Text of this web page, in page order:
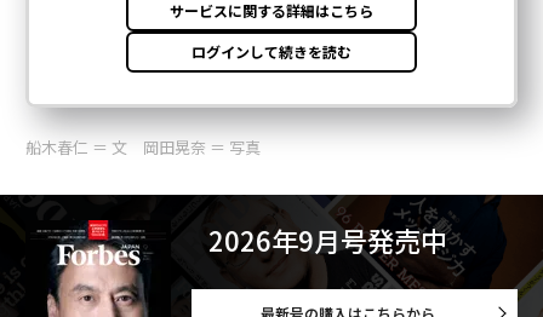
船木春仁 ＝ 文 岡田晃奈 ＝ 写真
2026年9月号発売中
最新号の購入はこちらから